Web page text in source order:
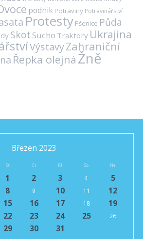
podnik Potraviny Potravinářství
Protesty Pšenice Půda
Skot Sucho Traktory Ukrajina
VýstavyZahraniční
Řepka olejná Žně
Březen 2023
St Čt Pá So Ne
1 2 3 4
5
8 9 10 11
12
15 16 17 18
19
22 23 24 25 26
29 30 31